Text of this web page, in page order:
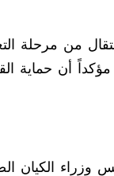
من مرحلة
أن حماية
الكيان